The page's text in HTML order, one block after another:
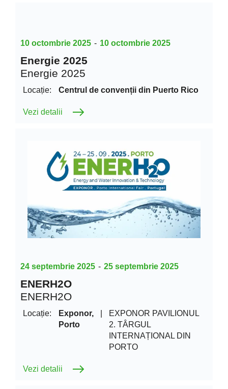
10 octombrie 2025 - 10 octombrie 2025
Energie 2025
Energie 2025
Locație: Centrul de convenții din Puerto Rico
Vezi detalii
24 septembrie 2025 - 25 septembrie 2025
ENERH2O
ENERH2O
Locație:
Exponor,
Porto
EXPONOR PAVILIONUL
2. TÂRGUL
INTERNAȚIONAL DIN
PORTO
Vezi detalii